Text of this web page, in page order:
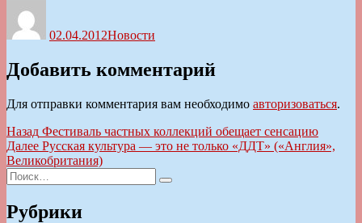
02.04.2012Новости
Добавить комментарий
Для отправки комментария вам необходимо авторизоваться.
Навигация
по
записям
Назад Предыдущая
запись:
Фестиваль частных коллекций обещает сенсацию
Далее Следующая
запись:
Русская культура — это не только «ДДТ» («Англия»,
Великобритания)
Искать:
Поиск
Рубрики